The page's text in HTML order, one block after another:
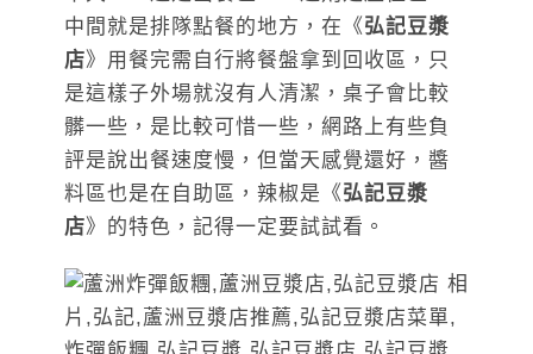
中間就是排隊點餐的地方，在《弘記豆漿
店》用餐完需自行將餐盤拿到回收區，只
是這樣子外場就沒有人清潔，桌子會比較
髒一些，是比較可惜一些，網路上有些負
評是說出餐速度慢，但當天感覺還好，醬
料區也是在自助區，辣椒是《弘記豆漿
店》的特色，記得一定要試試看。